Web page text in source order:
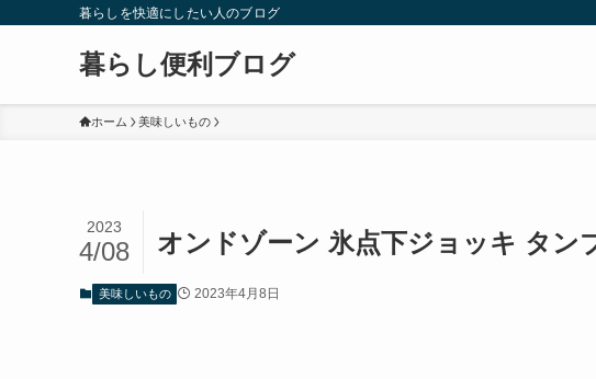
暮らしを快適にしたい人のブログ
暮らし便利ブログ
ホーム 美味しいもの
オンドゾーン 氷点下ジョッキ タン
2023
4/08
美味しいもの 2023年4月8日